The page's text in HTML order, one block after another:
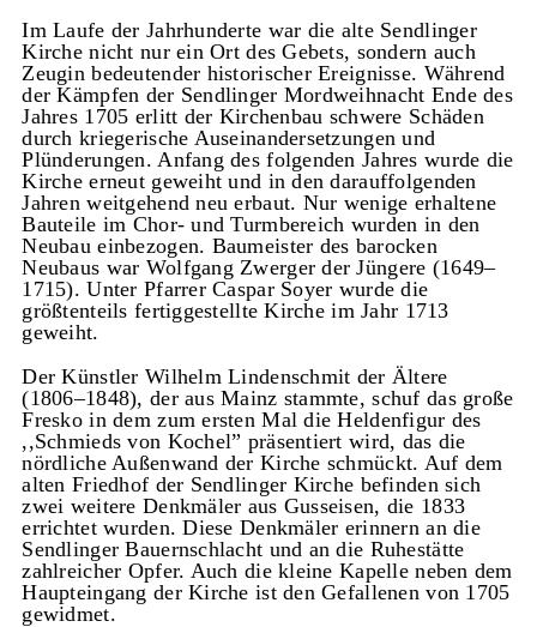
Im Laufe der Jahrhunderte war die alte Sendlinger
Kirche nicht nur ein Ort des Gebets, sondern auch
Zeugin bedeutender historischer Ereignisse. Während
der Kämpfen der Sendlinger Mordweihnacht Ende des
Jahres 1705 erlitt der Kirchenbau schwere Schäden
durch kriegerische Auseinandersetzungen und
Plünderungen. Anfang des folgenden Jahres wurde die
Kirche erneut geweiht und in den darauffolgenden
Jahren weitgehend neu erbaut. Nur wenige erhaltene
Bauteile im Chor- und Turmbereich wurden in den
Neubau einbezogen. Baumeister des barocken
Neubaus war Wolfgang Zwerger der Jüngere (1649–
1715). Unter Pfarrer Caspar Soyer wurde die
größtenteils fertiggestellte Kirche im Jahr 1713
geweiht.
Der Künstler Wilhelm Lindenschmit der Ältere
(1806–1848), der aus Mainz stammte, schuf das große
Fresko in dem zum ersten Mal die Heldenfigur des
,,Schmieds von Kochel” präsentiert wird, das die
nördliche Außenwand der Kirche schmückt. Auf dem
alten Friedhof der Sendlinger Kirche befinden sich
zwei weitere Denkmäler aus Gusseisen, die 1833
errichtet wurden. Diese Denkmäler erinnern an die
Sendlinger Bauernschlacht und an die Ruhestätte
zahlreicher Opfer. Auch die kleine Kapelle neben dem
Haupteingang der Kirche ist den Gefallenen von 1705
gewidmet.